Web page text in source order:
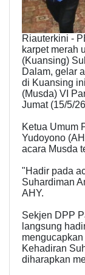
Riauterkini -
karpet merah
(Kuansing)
Dalam, gelar
di Kuansing
(Musda) VI
Jumat (15/5/
Ketua Umum
Yudoyono
acara Musda
"Hadir pada
Suhardiman
AHY.
Sekjen DPP
langsung
Kehadiran
diharapkan